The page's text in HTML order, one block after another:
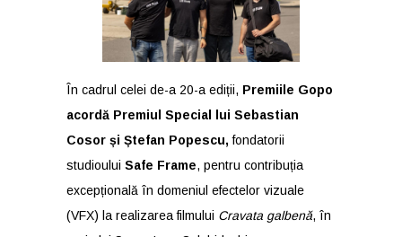
În cadrul celei de-a 20-a ediții, Premiile Gopo
acordă Premiul Special lui Sebastian
Cosor și Ștefan Popescu, fondatorii
studioului Safe Frame, pentru contribuția
excepțională în domeniul efectelor vizuale
(VFX) la realizarea filmului Cravata galbenă, în